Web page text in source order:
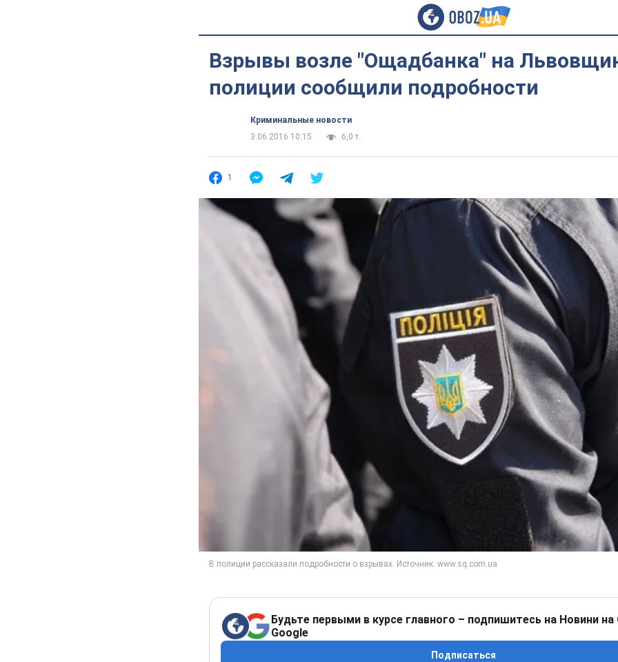
Взрывы возле "Ощадбанка" на
полиции сообщили подробности
Криминальные новости
3.06.2016 10:15
6,0 т.
1
Будьте первыми в курсе главного – подпишитесь на Новини на
Google
Подписаться